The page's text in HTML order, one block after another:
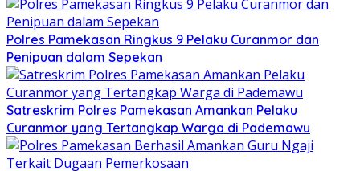
Polres Pamekasan Ringkus 9 Pelaku Curanmor dan
Penipuan dalam Sepekan
Satreskrim Polres Pamekasan Amankan Pelaku
Curanmor yang Tertangkap Warga di Pademawu